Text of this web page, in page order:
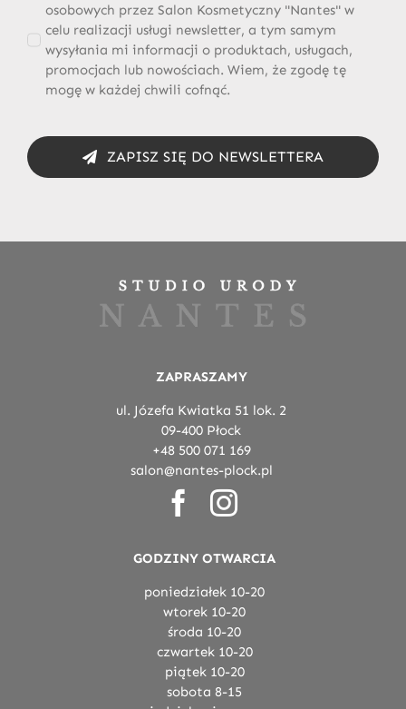
osobowych przez Salon Kosmetyczny "Nantes" w
celu realizacji usługi newsletter, a tym samym
wysyłania mi informacji o produktach, usługach,
promocjach lub nowościach. Wiem, że zgodę tę
mogę w każdej chwili cofnąć.
ZAPISZ SIĘ DO NEWSLETTERA
ZAPRASZAMY
ul. Józefa Kwiatka 51 lok. 2
09-400 Płock
+48 500 071 169
salon@nantes-plock.pl
GODZINY OTWARCIA
poniedziałek 10-20
wtorek 10-20
środa 10-20
czwartek 10-20
piątek 10-20
sobota 8-15